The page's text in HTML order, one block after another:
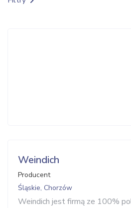
Weindich
Producent
Śląskie, Chorzów
Weindich jest firmą ze 100%